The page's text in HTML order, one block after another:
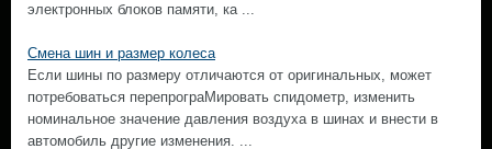
электронных блоков памяти, ка ...
Смена шин и размер колеса
Если шины по размеру отличаются от оригинальных, может
потребоваться перепрограМировать спидометр, изменить
номинальное значение давления воздуха в шинах и внести в
автомобиль другие изменения. ...